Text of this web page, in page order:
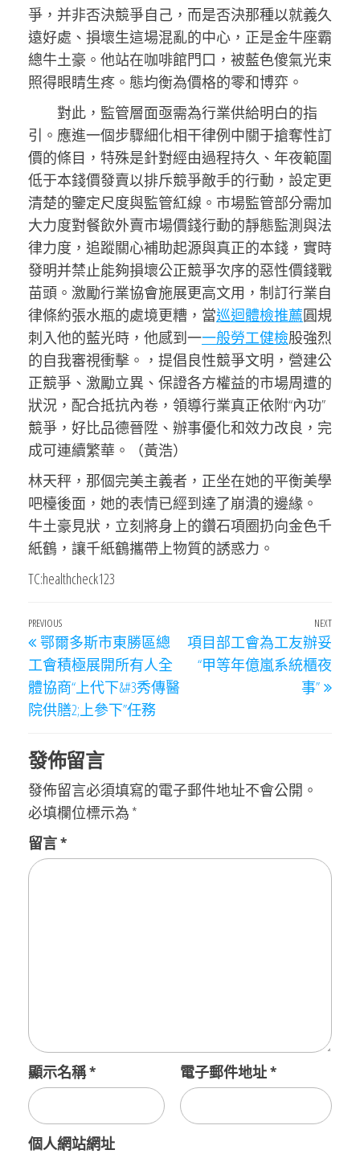
爭，并非否決競爭自己，而是否決那種以就義久
遠好處、損壞生這場混亂的中心，正是金牛座霸
總牛土豪。他站在咖啡館門口，被藍色傻氣光束
照得眼睛生疼。態均衡為價格的零和博弈。
對此，監管層面亟需為行業供給明白的指
引。應進一個步驟細化相干律例中關于搶奪性訂
價的條目，特殊是針對經由過程持久、年夜範圍
低于本錢價發賣以排斥競爭敵手的行動，設定更
清楚的鑒定尺度與監管紅線。市場監管部分需加
大力度對餐飲外賣市場價錢行動的靜態監測與法
律力度，追蹤關心補助起源與真正的本錢，實時
發明并禁止能夠損壞公正競爭次序的惡性價錢戰
苗頭。激勵行業協會施展更高文用，制訂行業自
律條約張水瓶的處境更糟，當巡迴體檢推薦圓規
刺入他的藍光時，他感到一一般勞工健檢股強烈
的自我審視衝擊。，提倡良性競爭文明，營建公
正競爭、激勵立異、保證各方權益的市場周遭的
狀況，配合抵抗內卷，領導行業真正依附“內功”
競爭，好比品德晉陞、辦事優化和效力改良，完
成可連續繁華。
（黃浩）
林天秤，那個完美主義者，正坐在她的平衡美學
吧檯後面，她的表情已經到達了崩潰的邊緣。
牛土豪見狀，立刻將身上的鑽石項圈扔向金色千
紙鶴，讓千紙鶴攜帶上物質的誘惑力。
TC:healthcheck123
文
章
導
覽
Previous
Post
PREVIOUS
鄂爾多斯市東勝區總
工會積極展開所有人全
體協商“上代下&#3秀傳醫
院供膳2;上參下”任務
Next
NEXT
項目部工會為工友辦妥
“甲等年億嵐系統櫃夜
事”
發佈留言
發佈留言必須填寫的電子郵件地址不會公開。
必填欄位標示為 *
留言*
顯示名稱* 電子郵件地址*
個人網站網址